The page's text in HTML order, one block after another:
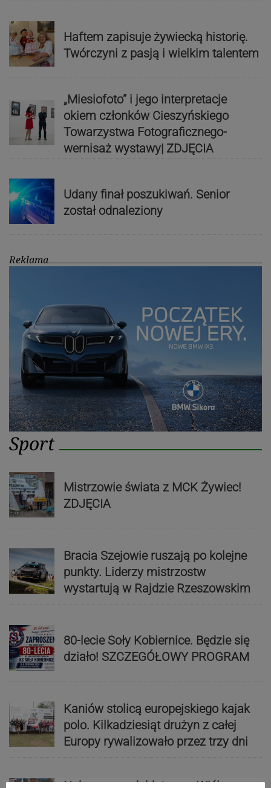
Haftem zapisuje żywiecką historię.
Twórczyni z pasją i wielkim talentem
„Miesiofoto” i jego interpretacje
okiem członków Cieszyńskiego
Towarzystwa Fotograficznego-
wernisaż wystawy| ZDJĘCIA
Udany finał poszukiwań. Senior
został odnaleziony
Reklama
Sport
Mistrzowie świata z MCK Żywiec!
ZDJĘCIA
Bracia Szejowie ruszają po kolejne
punkty. Liderzy mistrzostw
wystartują w Rajdzie Rzeszowskim
80-lecie Soły Kobiernice. Będzie się
działo! SZCZEGÓŁOWY PROGRAM
Kaniów stolicą europejskiego kajak
polo. Kilkadziesiąt drużyn z całej
Europy rywalizowało przez trzy dni